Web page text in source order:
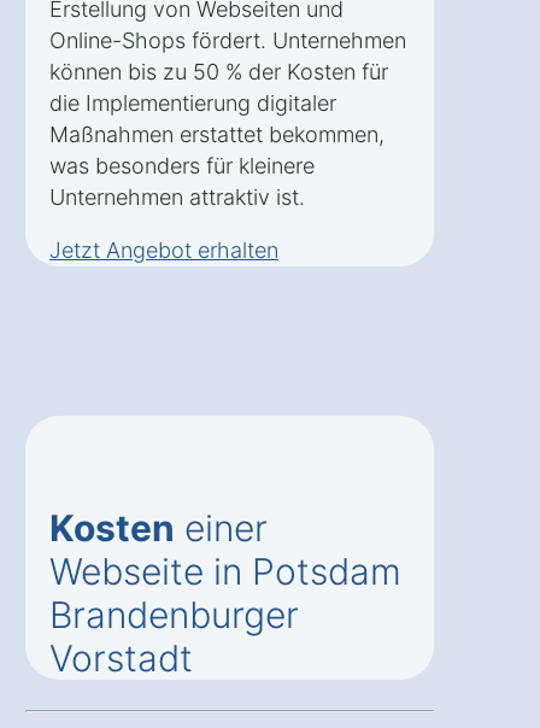
Erstellung von Webseiten und
Online-Shops fördert. Unternehmen
können bis zu 50 % der Kosten für
die Implementierung digitaler
Maßnahmen erstattet bekommen,
was besonders für kleinere
Unternehmen attraktiv ist.
Jetzt Angebot erhalten
Kosten einer
Webseite in Potsdam
Brandenburger
Vorstadt